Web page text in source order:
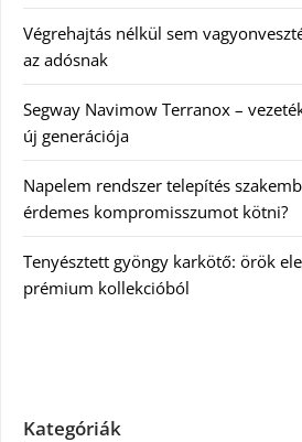
Végrehajtás nélkül sem
az adósnak
Segway Navimow Terranox –
új generációja
Napelem rendszer telepítés
érdemes kompromisszumot kötni?
Tenyésztett gyöngy karkötő: örök
prémium kollekcióból
Kategóriák